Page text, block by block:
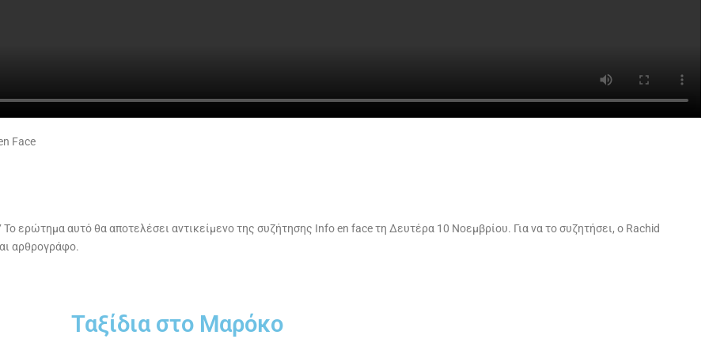
αυτό θα αποτελέσει αντικείμενο της συζήτησης Info en face τη Δευτέρα 10 Νοεμβρίου. Για να το συζητήσει, ο Rachid
αρθρογράφο.
Ταξίδια στο Μαρόκο